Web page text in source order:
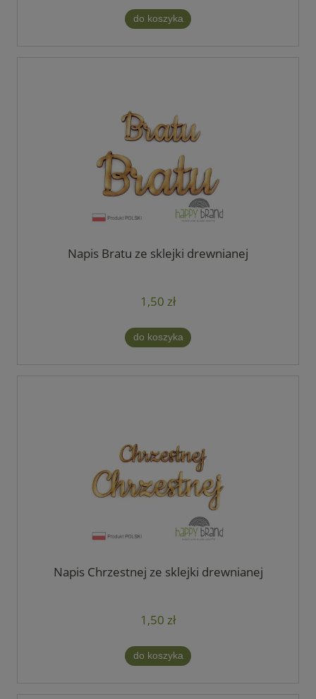
do koszyka
Napis Bratu ze sklejki drewnianej
1,50 zł
do koszyka
Napis Chrzestnej ze sklejki drewnianej
1,50 zł
do koszyka